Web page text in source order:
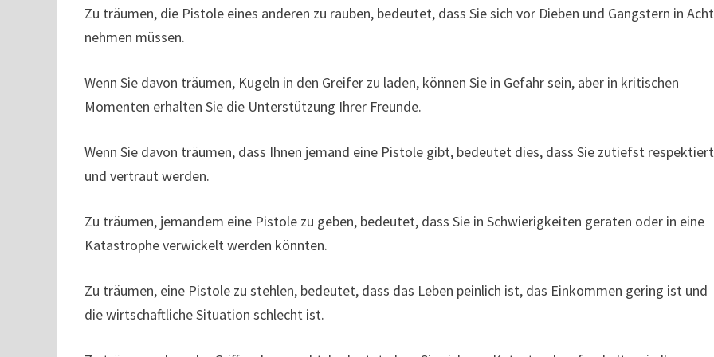
Zu träumen, die Pistole eines anderen zu rauben, bedeutet, dass Sie sich vor Dieben und Gangstern in Acht
nehmen müssen.
Wenn Sie davon träumen, Kugeln in den Greifer zu laden, können Sie in Gefahr sein, aber in kritischen
Momenten erhalten Sie die Unterstützung Ihrer Freunde.
Wenn Sie davon träumen, dass Ihnen jemand eine Pistole gibt, bedeutet dies, dass Sie zutiefst respektiert
und vertraut werden.
Zu träumen, jemandem eine Pistole zu geben, bedeutet, dass Sie in Schwierigkeiten geraten oder in eine
Katastrophe verwickelt werden könnten.
Zu träumen, eine Pistole zu stehlen, bedeutet, dass das Leben peinlich ist, das Einkommen gering ist und
die wirtschaftliche Situation schlecht ist.